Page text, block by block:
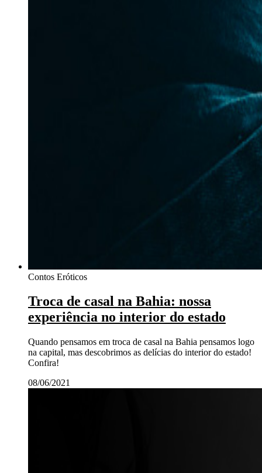
Contos Eróticos
Troca de casal na Bahia: nossa
experiência no interior do estado
Quando pensamos em troca de casal na Bahia pensamos logo
na capital, mas descobrimos as delícias do interior do estado!
Confira!
08/06/2021